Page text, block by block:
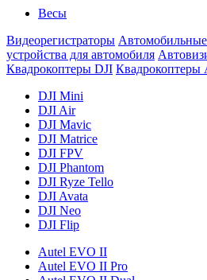
Весы
Видеорегистраторы
устройства для автомобиля
Квадрокоптеры DJI Квадрокоптеры
DJI Mini
DJI Air
DJI Mavic
DJI Matrice
DJI FPV
DJI Phantom
DJI Ryze Tello
DJI Avata
DJI Neo
DJI Flip
Autel EVO II
Autel EVO II Pro